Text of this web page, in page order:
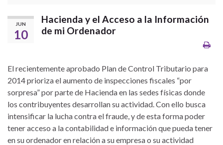
JUN
10
Hacienda y el Acceso a la Información
de mi Ordenador
El recientemente aprobado Plan de Control Tributario para
2014 prioriza el aumento de inspecciones fiscales “por
sorpresa” por parte de Hacienda en las sedes físicas donde
los contribuyentes desarrollan su actividad. Con ello busca
intensificar la lucha contra el fraude, y de esta forma poder
tener acceso a la contabilidad e información que pueda tener
en su ordenador en relación a su empresa o su actividad